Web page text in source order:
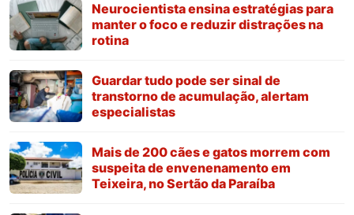
Neurocientista ensina estratégias para
manter o foco e reduzir distrações na
rotina
Guardar tudo pode ser sinal de
transtorno de acumulação, alertam
especialistas
Mais de 200 cães e gatos morrem com
suspeita de envenenamento em
Teixeira, no Sertão da Paraíba